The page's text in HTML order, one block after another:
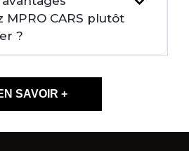
MPRO CARS plutôt
?
SAVOIR +